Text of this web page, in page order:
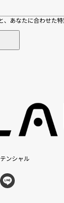
、あなたに合わせた特
ンシャル